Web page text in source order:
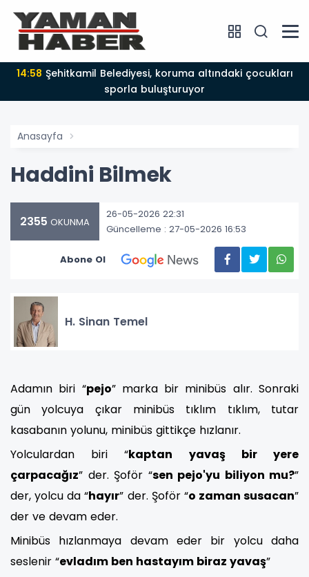
14:58
sporla buluşturuyor
Anasayfa
Haddini Bilmek
2355 OKUNMA
26-05-2026 22:31
Güncelleme : 27-05-2026 16:53
Abone Ol
H. Sinan Temel
Adamın biri “pejo” marka bir minibüs alır. Sonraki
gün yolcuya çıkar minibüs tıklım tıklım, tutar
kasabanın yolunu, minibüs gittikçe hızlanır.
Yolculardan biri “kaptan yavaş bir yere
çarpacağız” der. Şoför “sen pejo'yu biliyon mu?”
der, yolcu da “hayır” der. Şoför “o zaman susacan”
der ve devam eder.
Minibüs hızlanmaya devam eder bir yolcu daha
seslenir “evladım ben hastayım biraz yavaş”